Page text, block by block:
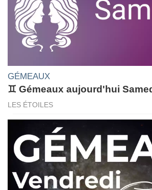
GÉMEAUX
♊ Gémeaux aujourd'hui
LES ÉTOILES